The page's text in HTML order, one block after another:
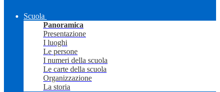
Scuola
Panoramica
Presentazione
I luoghi
Le persone
I numeri della scuola
Le carte della scuola
Organizzazione
La storia